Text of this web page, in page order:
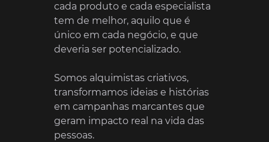
cada produto e cada especialista
tem de melhor, aquilo que é
único em cada negócio, e que
deveria ser potencializado.
Somos alquimistas criativos,
transformamos ideias e histórias
em campanhas marcantes que
geram impacto real na vida das
pessoas.